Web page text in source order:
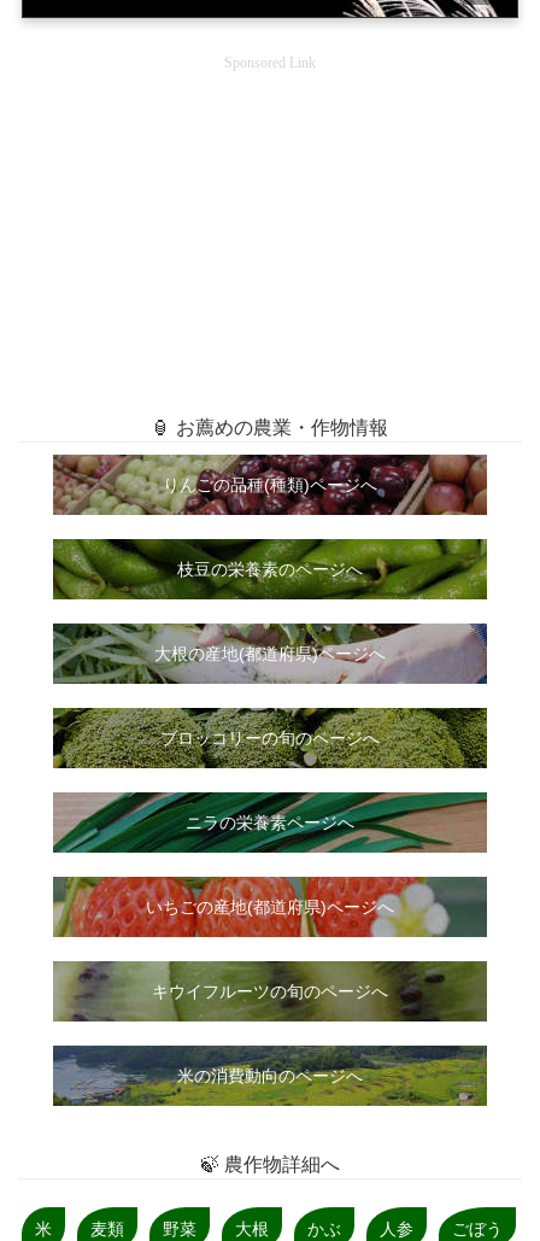
Sponsored Link
🏮 お薦めの農業・作物情報
りんごの品種(種類)ページへ
枝豆の栄養素のページへ
大根の産地(都道府県)ページへ
ブロッコリーの旬のページへ
ニラの栄養素ページへ
いちごの産地(都道府県)ページへ
キウイフルーツの旬のページへ
米の消費動向のページへ
🍃 農作物詳細へ
米 麦類 野菜 大根 かぶ 人参 ごぼう